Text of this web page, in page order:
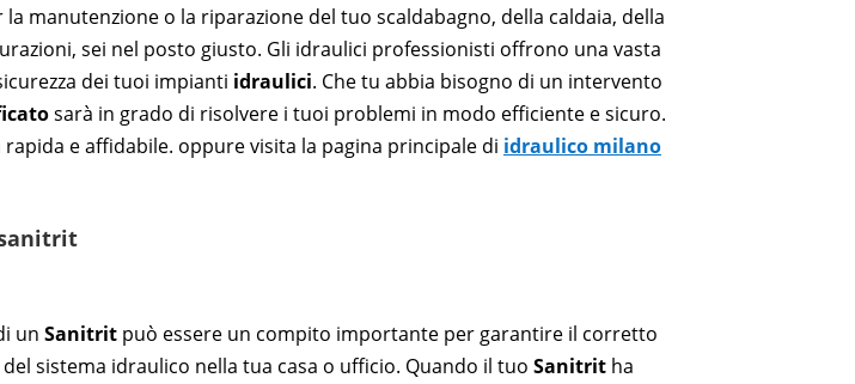
la manutenzione o la riparazione del tuo scaldabagno, della caldaia, della
sei nel posto giusto. Gli idraulici professionisti offrono una vasta
dei tuoi impianti idraulici. Che tu abbia bisogno di un intervento
sarà in grado di risolvere i tuoi problemi in modo efficiente e sicuro.
e affidabile. oppure visita la pagina principale di idraulico milano
un Sanitrit può essere un compito importante per garantire il corretto
sistema idraulico nella tua casa o ufficio. Quando il tuo Sanitritha